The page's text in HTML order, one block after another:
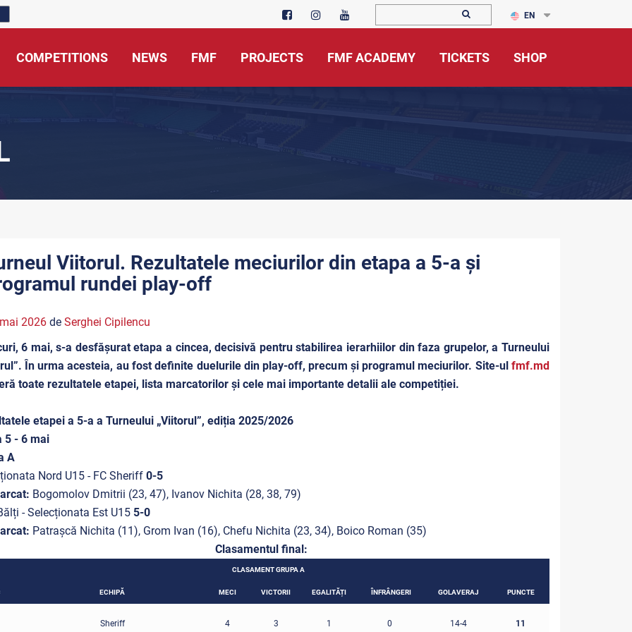
EN
COMPETITIONS NEWS FMF PROJECTS FMF ACADEMY TICKETS SHOP
Viitorul. Rezultatele meciurilor din etapa a 5-a și
rundei play-off
2026de Serghei Cipilencu
6 mai, s-a desfășurat etapa a cincea, decisivă pentru stabilirea ierarhiilor din faza grupelor, a Turneului
În urma acesteia, au fost definite duelurile din play-off, precum și programul meciurilor. Site-ul fmf.md
toate rezultatele etapei, lista marcatorilor și cele mai importante detalii ale competiției.
etapei a 5-a a Turneului „Viitorul”, ediția 2025/2026
5 - 6 mai
A
Nord U15 - FC Sheriff 0-5
Bogomolov Dmitrii (23, 47), Ivanov Nichita (28, 38, 79)
- Selecționata Est U15 5-0
Patrașcă Nichita (11), Grom Ivan (16), Chefu Nichita (23, 34), Boico Roman (35)
Clasamentul final:
CLASAMENT GRUPA A
ECHIPĂ MECI VICTORII EGALITĂȚI ÎNFRÂNGERI GOLAVERAJ PUNCTE
Sheriff 4 3 1 0 14-4 11